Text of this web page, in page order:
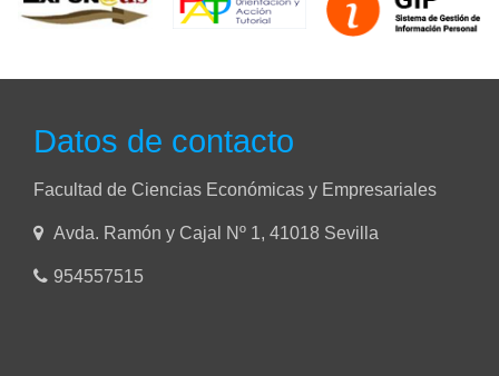
Datos de contacto
Facultad de Ciencias Económicas y Empresariales
Avda. Ramón y Cajal Nº 1, 41018 Sevilla
954557515